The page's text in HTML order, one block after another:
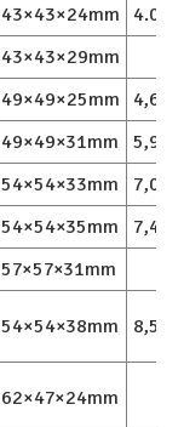
43×43×24mm
4.0/
43×43×29mm
49×49×25mm
4,6/
49×49×31mm
5,9/
54×54×33mm
7,0/
54×54×35mm
7,4/
57×57×31mm
54×54×38mm 8,5/
62×47×24mm